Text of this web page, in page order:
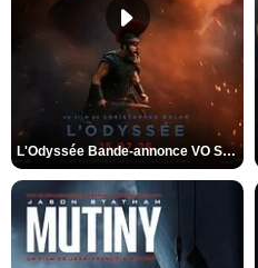
L'Odyssée Bande-annonce VO STFR